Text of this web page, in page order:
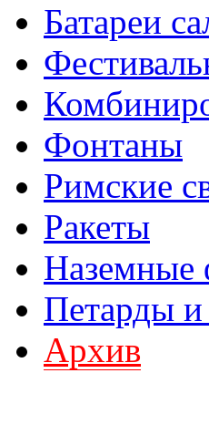
Батареи
Фонтаны
Римские
Ракеты
Наземные
Петарды
Архив